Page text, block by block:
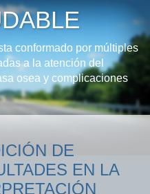
conformado por múltiples
a la atención del
osea y complicaciones
DE
EN LA